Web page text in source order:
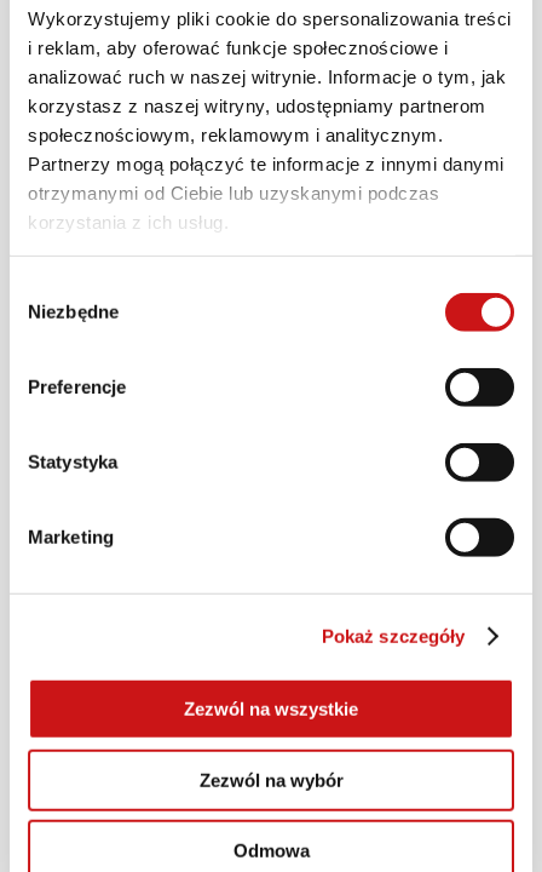
Wykorzystujemy pliki cookie do spersonalizowania treści
i reklam, aby oferować funkcje społecznościowe i
analizować ruch w naszej witrynie. Informacje o tym, jak
korzystasz z naszej witryny, udostępniamy partnerom
społecznościowym, reklamowym i analitycznym.
Partnerzy mogą połączyć te informacje z innymi danymi
otrzymanymi od Ciebie lub uzyskanymi podczas
korzystania z ich usług.
zgody
Niezbędne
Preferencje
Statystyka
Marketing
Pokaż szczegóły
Zezwól na wszystkie
Zezwól na wybór
Odmowa
jeszcze bardziej wyjątkowy. Ofertę opcji
personalizacji uzupełniają koła szprychowe,
dostępne w trzech wersjach, a także zaciski
hamulcowe Brembo Stylema, których kolor
można dostosować do własnych upodobań.
Program oferuje również dodatkowe możliwości
konfiguracji, od różnych opcji siedzeń po liczne
możliwość dostosowania motocykla do
własnych potrzeb podróżniczych i osobistego
stylu. W konfiguratorze dostępny jest już
program Ducati Factory Made, gdzie możesz
gotową konfigurację wysłać bezpośrednio do
#Ducati #DucatiFactoryMade
#MultistradaV4Rally